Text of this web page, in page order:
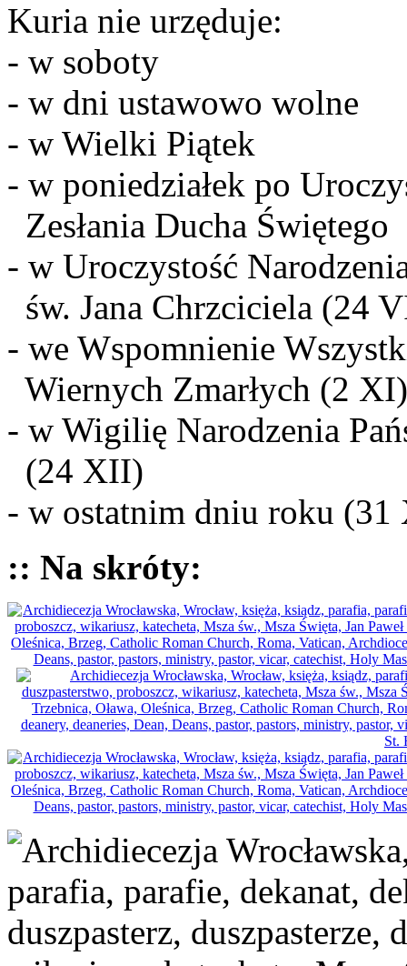
Kuria nie urzęduje:
- w soboty
- w dni ustawowo wolne
- w Wielki Piątek
- w poniedziałek po
Zesłania Ducha Świętego
- w Uroczystość
św. Jana Chrzciciela (24
- we Wspomnienie
Wiernych Zmarłych (2 XI)
- w Wigilię Narodzenia
(24 XII)
- w ostatnim dniu roku
:: Na skróty: